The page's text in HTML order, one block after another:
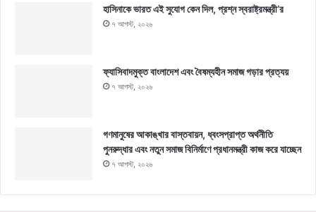
হাসিনাকে ভারত এই সুযোগ কেন দিল, প্রশ্ন স্বরাষ্ট্রমন্ত্রী’র
৭ আগস্ট, ২০২৬
ফ্যাসিবাদমুক্ত বাংলাদেশ এবং বৈষম্যহীন সমাজ গড়ার প্রত্যয়
৭ আগস্ট, ২০২৬
গণমানুষের আকাঙ্খার বাস্তবায়ন, ধ্বংসপ্রাপ্ত অর্থনীতি
পুনরুদ্ধার এবং নতুন সমাজ বিনির্মাণে প্রধানমন্ত্রী কাজ করে যাচ্ছেন
৭ আগস্ট, ২০২৬